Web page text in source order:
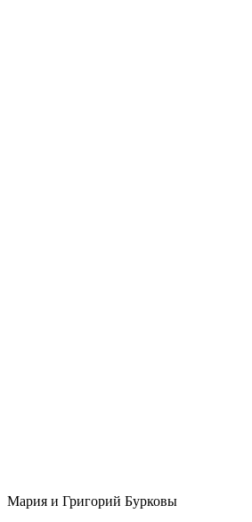
Мария и Григорий Бурковы